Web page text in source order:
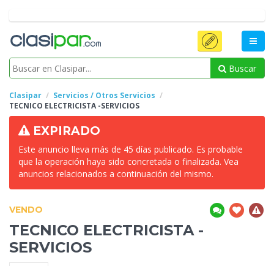
Buscar
Clasipar
Servicios / Otros Servicios
TECNICO ELECTRICISTA -SERVICIOS
EXPIRADO
Este anuncio lleva más de 45 días publicado. Es probable
que la operación haya sido concretada o finalizada. Vea
anuncios relacionados a continuación del mismo.
VENDO
TECNICO ELECTRICISTA -
SERVICIOS